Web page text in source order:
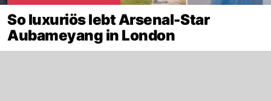
So luxuriös lebt Arsenal-Star
Aubameyang in London